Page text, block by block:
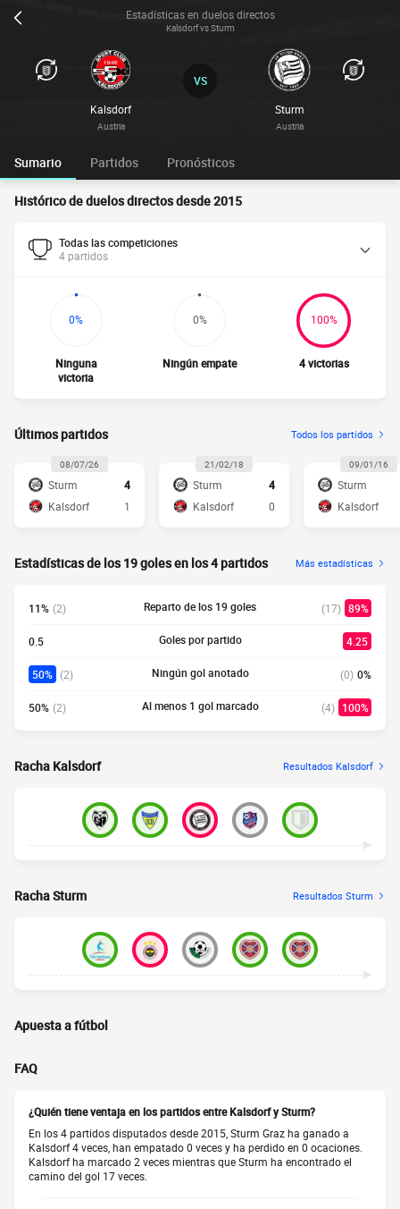
Estadísticas en duelos directos
Kalsdorf vs Sturm
Kalsdorf
Austria
Sturm
Austria
VS
Sumario Partidos Pronósticos
Histórico de duelos directos desde 2015
Todas las competiciones
4 partidos
0%
Ninguna
victoria
0%
Ningún empate
100%
4 victorias
Últimos partidos Todos los partidos
08/07/26
Sturm
4
Kalsdorf
1
21/02/18
Sturm
4
Kalsdorf
0
09/01/16
Sturm
Kalsdorf
Estadísticas de los 19 goles en los 4 partidos Más estadísticas
11% (2) Reparto de los 19 goles (17) 89%
0.5 Goles por partido 4.25
50% (2) Ningún gol anotado (0) 0%
50% (2) Al menos 1 gol marcado (4) 100%
Racha Kalsdorf Resultados Kalsdorf
Racha Sturm Resultados Sturm
Apuesta a fútbol
FAQ
¿Quién tiene ventaja en los partidos entre Kalsdorf y Sturm?
En los 4 partidos disputados desde 2015, Sturm Graz ha ganado a
Kalsdorf 4 veces, han empatado 0 veces y ha perdido en 0 ocaciones.
Kalsdorf ha marcado 2 veces mientras que Sturm ha encontrado el
camino del gol 17 veces.